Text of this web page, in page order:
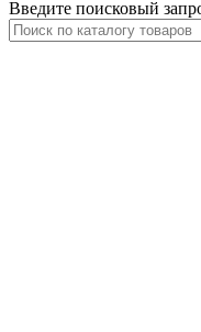
Введите поисковый